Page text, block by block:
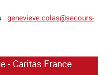
genevieve.colas@secours-
- Caritas France